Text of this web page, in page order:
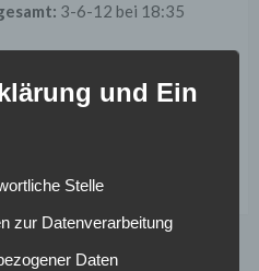
3-6-12 bei 18:35
Dortmund
- Saison 2016/2017
und Ein
Stelle
zur Datenverarbeitung
Daten